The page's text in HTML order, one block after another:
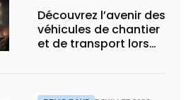
Découvrez l’avenir des
véhicules de chantier
et de transport lors